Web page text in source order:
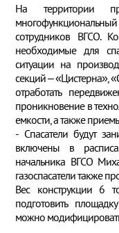
На территории
сотрудников ВГСО.
необходимые для
ситуации на
секций – «Цистерна»,
отработать
проникновение в
емкости, а также
- Спасатели будут
включены в
начальника ВГСО
газоспасатели также
Вес конструкции 6
подготовить
можно